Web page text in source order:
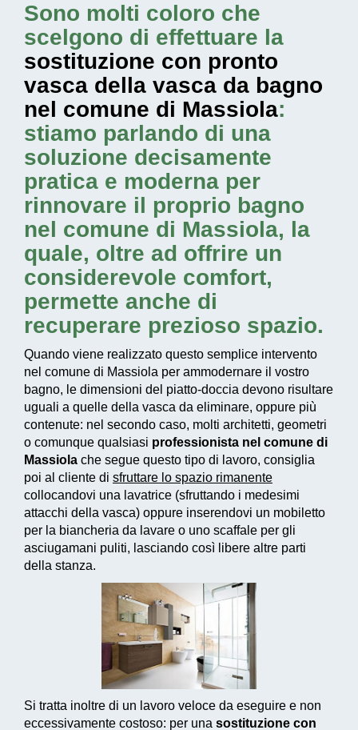
Sono molti coloro che
scelgono di effettuare la
sostituzione con pronto
vasca della vasca da bagno
nel comune di Massiola:
stiamo parlando di una
soluzione decisamente
pratica e moderna per
rinnovare il proprio bagno
nel comune di Massiola, la
quale, oltre ad offrire un
considerevole comfort,
permette anche di
recuperare prezioso spazio.
Quando viene realizzato questo semplice intervento
nel comune di Massiola per ammodernare il vostro
bagno, le dimensioni del piatto-doccia devono risultare
uguali a quelle della vasca da eliminare, oppure più
contenute: nel secondo caso, molti architetti, geometri
o comunque qualsiasi professionista nel comune di
Massiola che segue questo tipo di lavoro, consiglia
poi al cliente di sfruttare lo spazio rimanente
collocandovi una lavatrice (sfruttando i medesimi
attacchi della vasca) oppure inserendovi un mobiletto
per la biancheria da lavare o uno scaffale per gli
asciugamani puliti, lasciando così libere altre parti
della stanza.
Si tratta inoltre di un lavoro veloce da eseguire e non
eccessivamente costoso: per una sostituzione con